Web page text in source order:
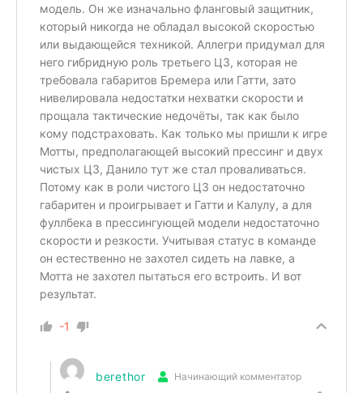
модель. Он же изначально фланговый защитник,
который никогда не обладал высокой скоростью
или выдающейся техникой. Аллегри придумал для
него гибридную роль третьего ЦЗ, которая не
требовала габаритов Бремера или Гатти, зато
нивелировала недостатки нехватки скорости и
прощала тактические недочёты, так как было
кому подстраховать. Как только мы пришли к игре
Мотты, предполагающей высокий прессинг и двух
чистых ЦЗ, Данило тут же стал проваливаться.
Потому как в роли чистого ЦЗ он недостаточно
габаритен и проигрывает и Гатти и Калулу, а для
фуллбека в прессингующей модели недостаточно
скорости и резкости. Учитывая статус в команде
он естественно не захотел сидеть на лавке, а
Мотта не захотел пытаться его встроить. И вот
результат.
-1
berethor Начинающий комментатор